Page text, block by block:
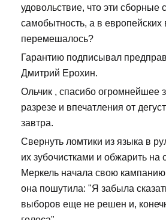
удовольствие, что эти сборные
самобытность, а в европейских
перемешалось?
Гарантию подписывал
Дмитрий Ерохин.
Ольчик , спасибо огромнейшее
разрезе и впечатления от
завтра.
Свернуть ломтики из языка в
их зубочистками и обжарить на
Меркель начала свою
она пошутила: "Я забыла
выборов еще не решен и,